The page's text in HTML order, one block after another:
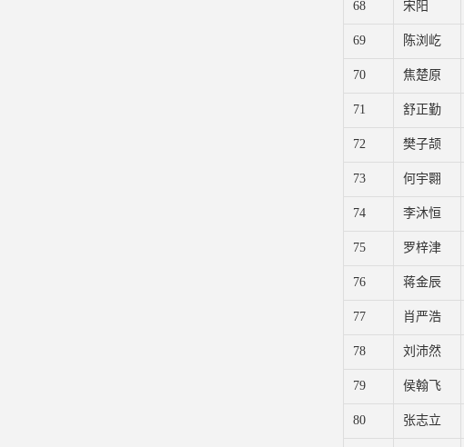
68 宋阳
69 陈浏屹
70 焦楚原
71 舒正勤
72 樊子颉
73 何宇翾
74 李沐恒
75 罗梓津
76 蒋金辰
77 肖严浩
78 刘沛然
79 侯翰飞
80 张志立